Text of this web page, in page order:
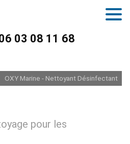
03 08 11 68
OXY Marine - Nettoyant Désinfectant
pour les